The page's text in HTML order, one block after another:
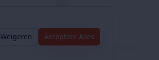
Weigeren Accepteer Alles
FOOTLOGIX - Shoe Fresh Deodorant Spray,